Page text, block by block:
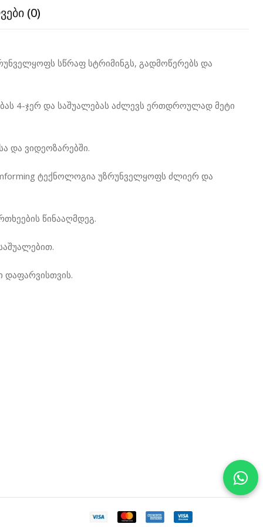
(0)
სწრაფ სტრიმინგს, გადმოწერებს და
4-ჯერ და საშუალებას აძლევს ერთდროულად მეტი
და ვიდეოზარებში.
ტექნოლოგია უზრუნველყოფს ძლიერ და
წინააღმდეგ.
დაფარვისთვის.